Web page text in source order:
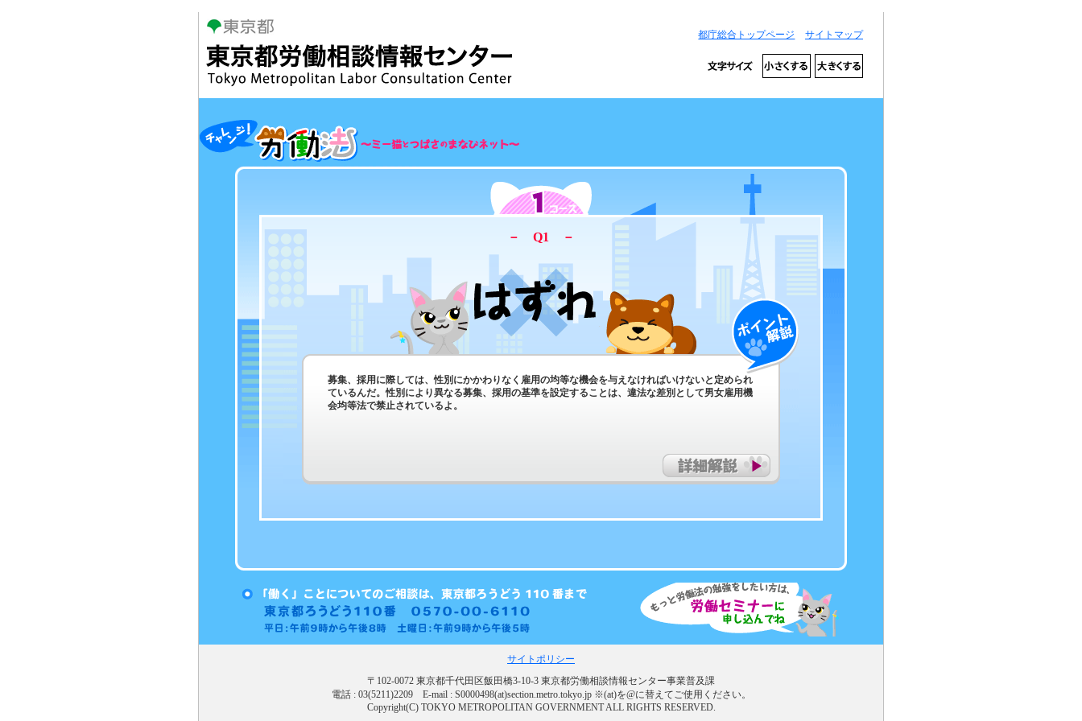
都庁総合トップページ サイトマップ
－ Q1 －
募集、採用に際しては、性別にかかわりなく雇用の均等な機会を与えなければいけないと定められ
ているんだ。性別により異なる募集、採用の基準を設定することは、違法な差別として男女雇用機
会均等法で禁止されているよ。
サイトポリシー
〒102-0072 東京都千代田区飯田橋3-10-3 東京都労働相談情報センター事業普及課
電話 : 03(5211)2209 E-mail: S0000498(at)section.metro.tokyo.jp ※(at)を@に替えてご使用ください。
Copyright(C) TOKYO METROPOLITAN GOVERNMENT ALL RIGHTS RESERVED.